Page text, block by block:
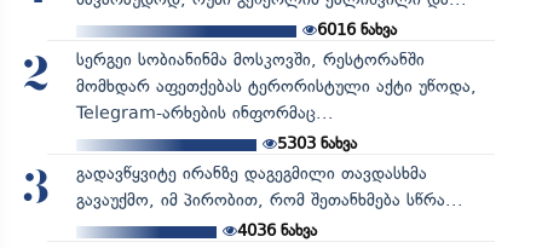
6016ნახვა
2
სერგეი სობიანინმა მოსკოვში, რესტორანში
მომხდარ აფეთქებას ტერორისტული აქტი უწოდა,
Telegram-არხების ინფორმაც...
5303ნახვა
3
გადავწყვიტე ირანზე დაგეგმილი თავდასხმა
გავაუქმო, იმ პირობით, რომ შეთანხმება სწრა...
4036ნახვა